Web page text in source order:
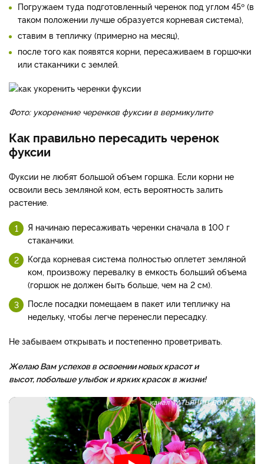
Погружаем туда подготовленный черенок под углом 45º (в
таком положении лучше образуется корневая система),
ставим в тепличку (примерно на месяц),
после того как появятся корни, пересаживаем в горшочки
или стаканчики с землей.
Фото: укоренение черенков фуксии в вермикулите
Как правильно пересадить черенок
фуксии
Фуксии не любят большой объем горшка. Если корни не
освоили весь земляной ком, есть вероятность залить
растение.
Я начинаю пересаживать черенки сначала в 100 г
стаканчики.
Когда корневая система полностью оплетет земляной
ком, произвожу перевалку в емкость больший объема
(горшок не должен быть больше, чем на 2 см).
После посадки помещаем в пакет или тепличку на
недельку, чтобы легче перенесли пересадку.​​​
Не забываем открывать и постепенно проветривать.
Желаю Вам успехов в освоении новых красот и
высот, побольше улыбок и ярких красок в жизни!